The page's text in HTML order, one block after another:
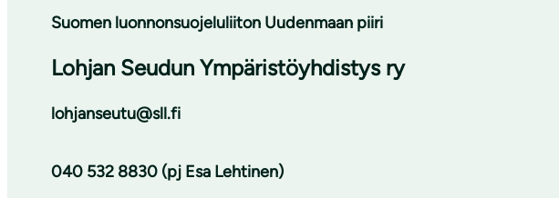
Suomen luonnonsuojeluliiton Uudenmaan piiri
Lohjan Seudun Ympäristöyhdistys ry
lohjanseutu@sll.fi
040 532 8830 (pj Esa Lehtinen)